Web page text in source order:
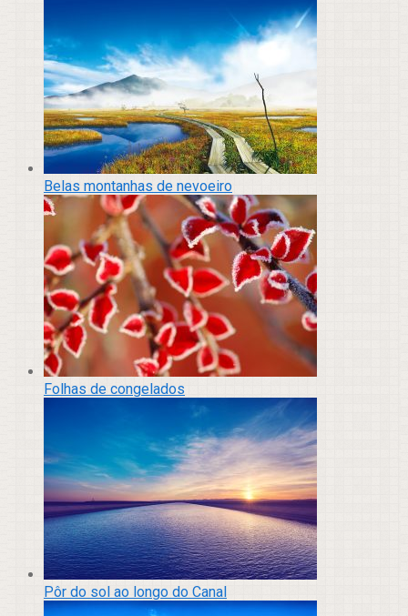
Belas montanhas de nevoeiro
Folhas de congelados
Pôr do sol ao longo do Canal